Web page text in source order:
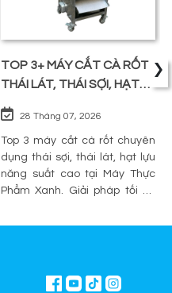
TOP 3+ MÁY CẮT CÀ RỐT
THÁI LÁT, THÁI SỢI, HẠT
28 Tháng 07, 2026
Top 3 máy cắt cà rốt chuyên
dụng thái sợi, thái lát, hạt lựu
năng suất cao tại Máy Thực
Phẩm Xanh. Giải pháp tối ưu
nghiệp.
›